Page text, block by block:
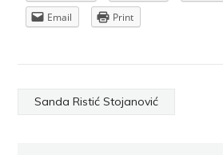
Email
Print
Sanda Ristić Stojanović